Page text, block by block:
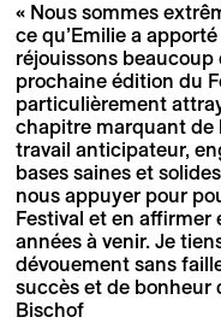
« Nous sommes
ce qu’Emilie a
réjouissons
prochaine édition du
particulièrement
chapitre marquant de
travail anticipateur,
bases saines et
nous appuyer pour
Festival et en affirmer
années à venir. Je
dévouement sans
succès et de bonheur
Bischof